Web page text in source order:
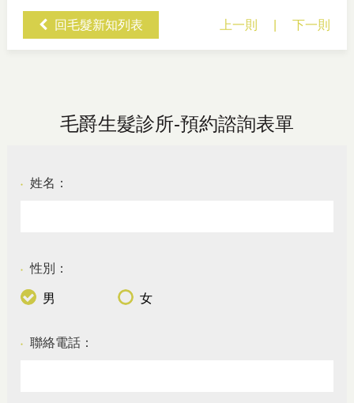
回毛髮新知列表 上一則 |下一則
毛爵生髮診所-預約諮詢表單
● 姓名：
● 性別：
男 女
● 聯絡電話：